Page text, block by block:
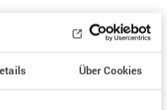
Über Cookies
Neue Frage